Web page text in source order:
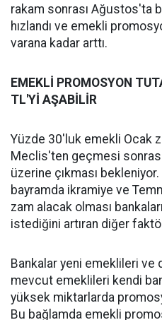
rakam sonrası Ağustos'ta
hızlandı ve emekli
varana kadar arttı.
EMEKLİ PROMOSYON
TL'Yİ AŞABİLİR
Yüzde 30'luk emekli Ocak
Meclis'ten geçmesi
üzerine çıkması
bayramda ikramiye ve
zam alacak olması
istediğini artıran diğer
Bankalar yeni emeklileri ve
mevcut emeklileri kendi
yüksek miktarlarda
Bu bağlamda emekli